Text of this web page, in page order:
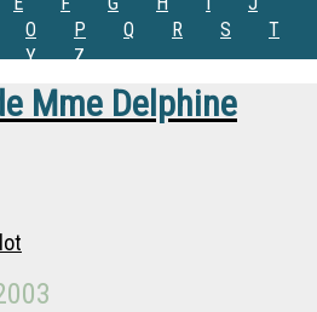
O P Q R S
T
Y Z
Mme Delphine